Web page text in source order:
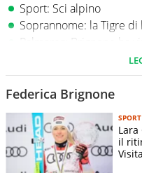
Sport: Sci alpino
Soprannome: la Tigre di
Palmares: Brignone ha
iridate (tra le quali gli
Courchevel/Méribel
Saalbach-Hinterglemm
generali (prima sciatrice
trofeo) e di cinque di
Federica Brignone
il